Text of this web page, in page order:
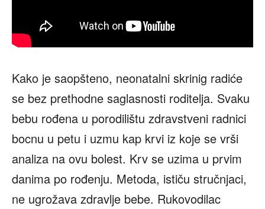
Kako je saopšteno, neonatalni skrinig radiće
se bez prethodne saglasnosti roditelja. Svaku
bebu rođena u porodilištu zdravstveni radnici
bocnu u petu i uzmu kap krvi iz koje se vrši
analiza na ovu bolest. Krv se uzima u prvim
danima po rođenju. Metoda, ističu stručnjaci,
ne ugrožava zdravlje bebe. Rukovodilac